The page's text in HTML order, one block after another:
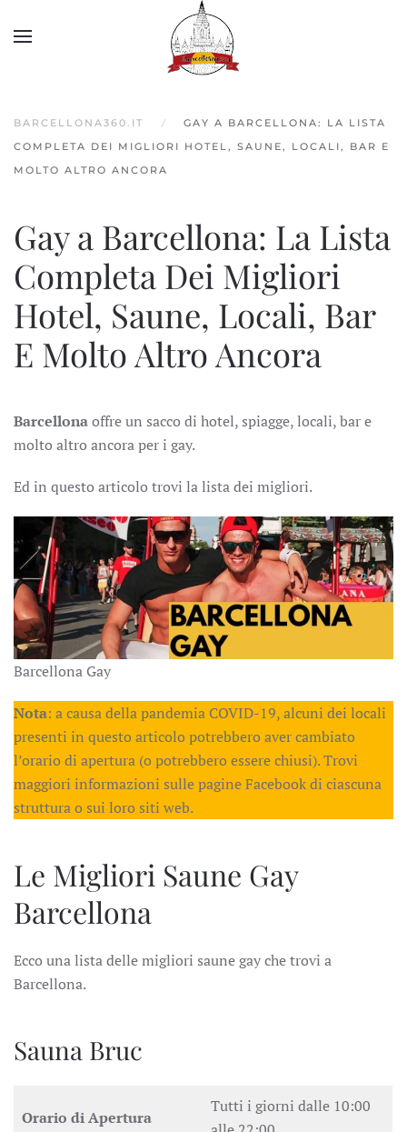
BARCELLONA360.IT
GAY A BARCELLONA: LA LISTA
COMPLETA DEI MIGLIORI HOTEL, SAUNE, LOCALI, BAR E
MOLTO ALTRO ANCORA
Gay a Barcellona: La Lista
Completa Dei Migliori
Hotel, Saune, Locali, Bar
E Molto Altro Ancora
Barcellonaoffre un sacco di hotel, spiagge, locali, bar e
molto altro ancora per i gay.
Ed in questo articolo trovi la lista dei migliori.
Barcellona Gay
Nota: a causa della pandemia COVID-19, alcuni dei locali
presenti in questo articolo potrebbero aver cambiato
l’orario di apertura (o potrebbero essere chiusi). Trovi
maggiori informazioni sulle pagine Facebook di ciascuna
struttura o sui loro siti web.
Le Migliori Saune Gay
Barcellona
Ecco una lista delle migliori saune gay che trovi a
Barcellona.
Sauna Bruc
Orario di Apertura
Tutti i giorni dalle 10:00